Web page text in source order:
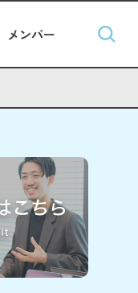
メンバー